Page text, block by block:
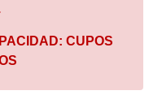
CUPOS